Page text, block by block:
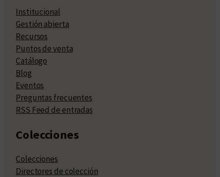
Institucional
Gestión abierta
Recursos
Puntos de venta
Catálogo
Blog
Eventos
Preguntas frecuentes
RSS Feed de entradas
Colecciones
Colecciones
Directores de colección